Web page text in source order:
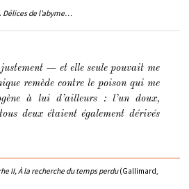
Délices de l’abyme…
— et elle seule pouvait me
remède contre le poison qui me
à lui d’ailleurs : l’un doux,
deux étaient également dérivés
II, À la recherche du temps perdu(Gallimard,